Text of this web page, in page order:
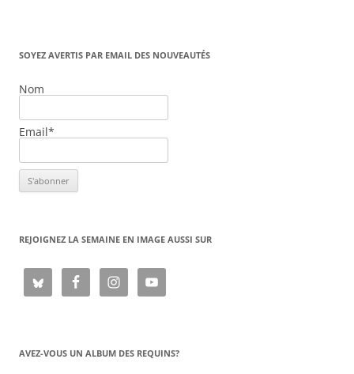
SOYEZ AVERTIS PAR EMAIL DES NOUVEAUTÉS
Nom
Email*
REJOIGNEZ LA SEMAINE EN IMAGE AUSSI SUR
AVEZ-VOUS UN ALBUM DES REQUINS?